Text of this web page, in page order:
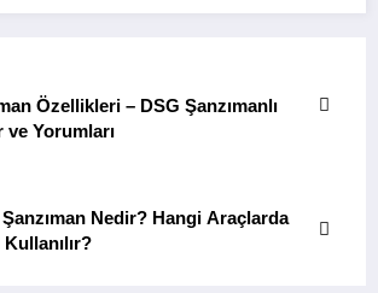
Özellikleri – DSG Şanzımanlı
Yorumları
Nedir? Hangi Araçlarda